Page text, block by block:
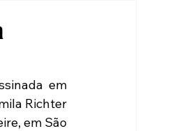
em
Richter
em São